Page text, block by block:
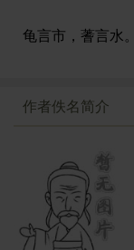
龟言市，蓍言水。
作者佚名简介